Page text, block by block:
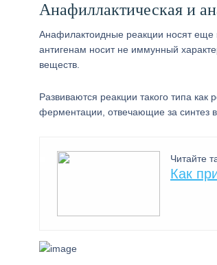
Анафиллактическая и
Анафилактоидные реакции носят еще
антигенам носит не иммунный
веществ.
Развиваются реакции такого типа
ферментации, отвечающие за синтез
Читайте
Как